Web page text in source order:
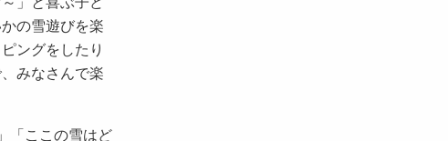
の雪遊びを楽
ングをしたり
みなさんで楽
「ここの雪はど